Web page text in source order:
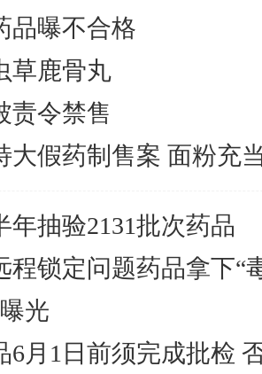
品曝不合格
草鹿骨丸
责令禁售
大假药制售案 面粉充
年抽验2131批次药品
程锁定问题药品拿下“
光
6月1日前须完成批检